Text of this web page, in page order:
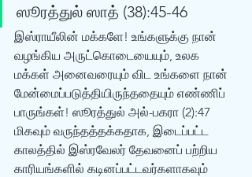
ஸூரத்துல் ஸாத் (38):45-46
இஸ்ராயீலின் மக்களே! உங்களுக்கு நான்
வழங்கிய அருட்கொடையையும், உலக
மக்கள் அனைவரையும் விட உங்களை நான்
மேன்மைப்படுத்தியிருந்ததையும் எண்ணிப்
பாருங்கள்! ஸூரத்துல் அல்-பகரா (2):47
மிகவும் வருந்தத்தக்கதாக, இடைப்பட்ட
காலத்தில் இஸ்ரவேலர் தேவனைப் பற்றிய
காரியங்களில் கடினப்பட்டவர்களாகவும்